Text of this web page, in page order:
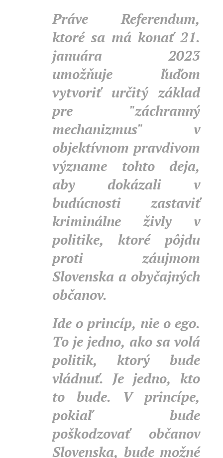
Práve Referendum,
ktoré sa má konať 21.
januára 2023
umožňuje ľuďom
vytvoriť určitý základ
pre "záchranný
mechanizmus" v
objektívnom pravdivom
význame tohto deja,
aby dokázali v
budúcnosti zastaviť
kriminálne živly v
politike, ktoré pôjdu
proti záujmom
Slovenska a obyčajných
občanov.
Ide o princíp, nie o ego.
To je jedno, ako sa volá
politik, ktorý bude
vládnuť. Je jedno, kto
to bude. V princípe,
pokiaľ bude
poškodzovať občanov
Slovenska, bude možné